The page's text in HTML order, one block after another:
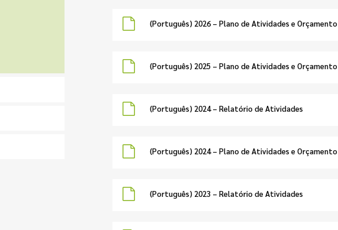
(Português) 2026 – Plano de Atividades e Orçamento
(Português) 2025 – Plano de Atividades e Orçamento
(Português) 2024 – Relatório de Atividades
(Português) 2024 – Plano de Atividades e Orçamento
(Português) 2023 – Relatório de Atividades